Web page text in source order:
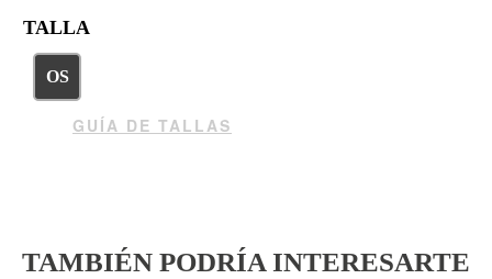
TALLA
OS
GUÍA DE TALLAS
TAMBIÉN PODRÍA INTERESARTE